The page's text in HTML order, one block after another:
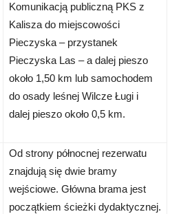
Komunikacją publiczną PKS z
Kalisza do miejscowości
Pieczyska – przystanek
Pieczyska Las – a dalej pieszo
około 1,50 km lub samochodem
do osady leśnej Wilcze Ługi i
dalej pieszo około 0,5 km.
Od strony północnej rezerwatu
znajdują się dwie bramy
wejściowe. Główna brama jest
początkiem ścieżki dydaktycznej.